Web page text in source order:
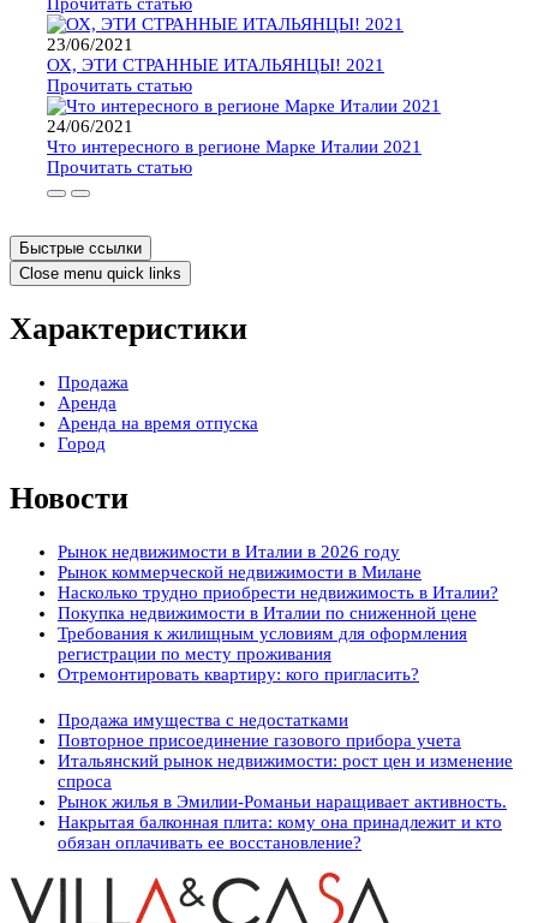
23/06/2021
ОХ, ЭТИ СТРАННЫЕ ИТАЛЬЯНЦЫ! 2021
Прочитать статью
24/06/2021
Что интересного в регионе Марке Италии 2021
Прочитать статью
Быстрые ссылки
Close menu quick links
Характеристики
Продажа
Аренда
Аренда на время отпуска
Город
Новости
Рынок недвижимости в Италии в 2026 году
Рынок коммерческой недвижимости в Милане
Насколько трудно приобрести недвижимость в Италии?
Покупка недвижимости в Италии по сниженной цене
Требования к жилищным условиям для оформления
регистрации по месту проживания
Отремонтировать квартиру: кого пригласить?
Продажа имущества с недостатками
Повторное присоединение газового прибора учета
Итальянский рынок недвижимости: рост цен и изменение
спроса
Рынок жилья в Эмилии-Романьи наращивает активность.
Накрытая балконная плита: кому она принадлежит и кто
обязан оплачивать ее восстановление?